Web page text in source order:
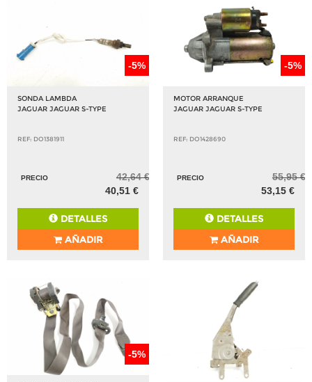
-5%
SONDA LAMBDA
JAGUAR JAGUAR S-TYPE
REF: DO1381911
PRECIO
42,64 €
40,51 €
DETALLES
AÑADIR
-5%
MOTOR ARRANQUE
JAGUAR JAGUAR S-TYPE
REF: DO1428690
PRECIO
55,95 €
53,15 €
DETALLES
AÑADIR
-5%